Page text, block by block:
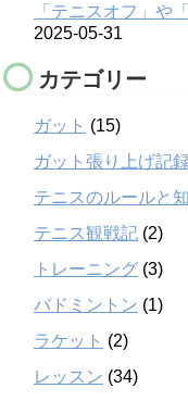
「テニスオフ」や
2025-05-31
カテゴリー
ガット (15)
ガット張り上げ記
テニスのルールと
テニス観戦記 (2)
トレーニング (3)
バドミントン (1)
ラケット (2)
レッスン (34)